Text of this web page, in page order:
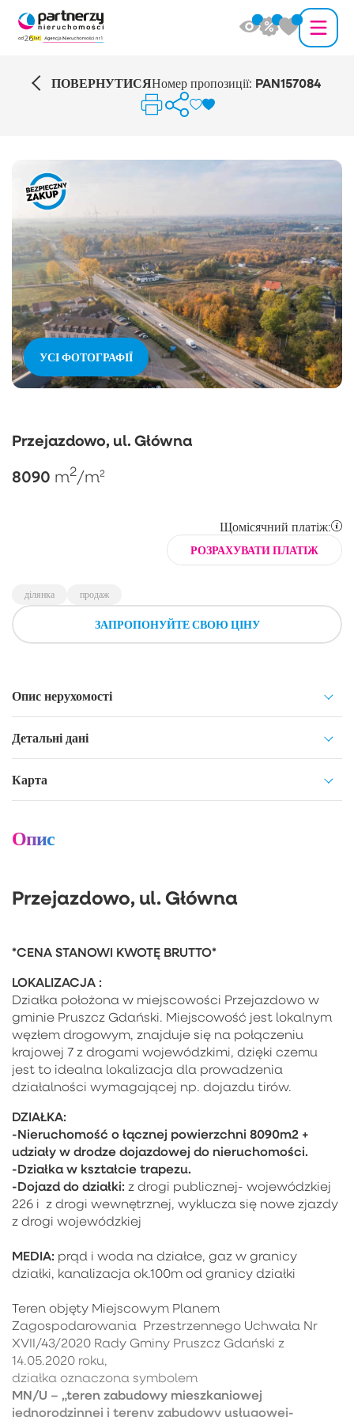
ПОВЕРНУТИСЯНомер пропозиції: PAN157084
УСІ ФОТОГРАФІЇ
Przejazdowo, ul. Główna
8090 m2/m²
Щомісячний платіж:
РОЗРАХУВАТИ ПЛАТІЖ
ділянка продаж
ЗАПРОПОНУЙТЕ СВОЮ ЦІНУ
Опис нерухомості
Детальні дані
Карта
Опис
Przejazdowo, ul. Główna
*CENA STANOWI KWOTĘ BRUTTO*
LOKALIZACJA :
Działka położona w miejscowości Przejazdowo w
gminie Pruszcz Gdański. Miejscowość jest lokalnym
węzłem drogowym, znajduje się na połączeniu
krajowej 7 z drogami wojewódzkimi, dzięki czemu
jest to idealna lokalizacja dla prowadzenia
działalności wymagającej np. dojazdu tirów.
DZIAŁKA:
-Nieruchomość o łącznej powierzchni 8090m2 +
udziały w drodze dojazdowej do nieruchomości.
-Działka w kształcie trapezu.
-Dojazd do działki: z drogi publicznej- wojewódzkiej
226 i z drogi wewnętrznej, wyklucza się nowe zjazdy
z drogi wojewódzkiej
MEDIA: prąd i woda na działce, gaz w granicy
działki, kanalizacja ok.100m od granicy działki
Teren objęty Miejscowym Planem
Zagospodarowania Przestrzennego Uchwała Nr
XVII/43/2020 Rady Gminy Pruszcz Gdański z
14.05.2020 roku,
działka oznaczona symbolem
MN/U – „teren zabudowy mieszkaniowej
jednorodzinnej i tereny zabudowy usługowej-